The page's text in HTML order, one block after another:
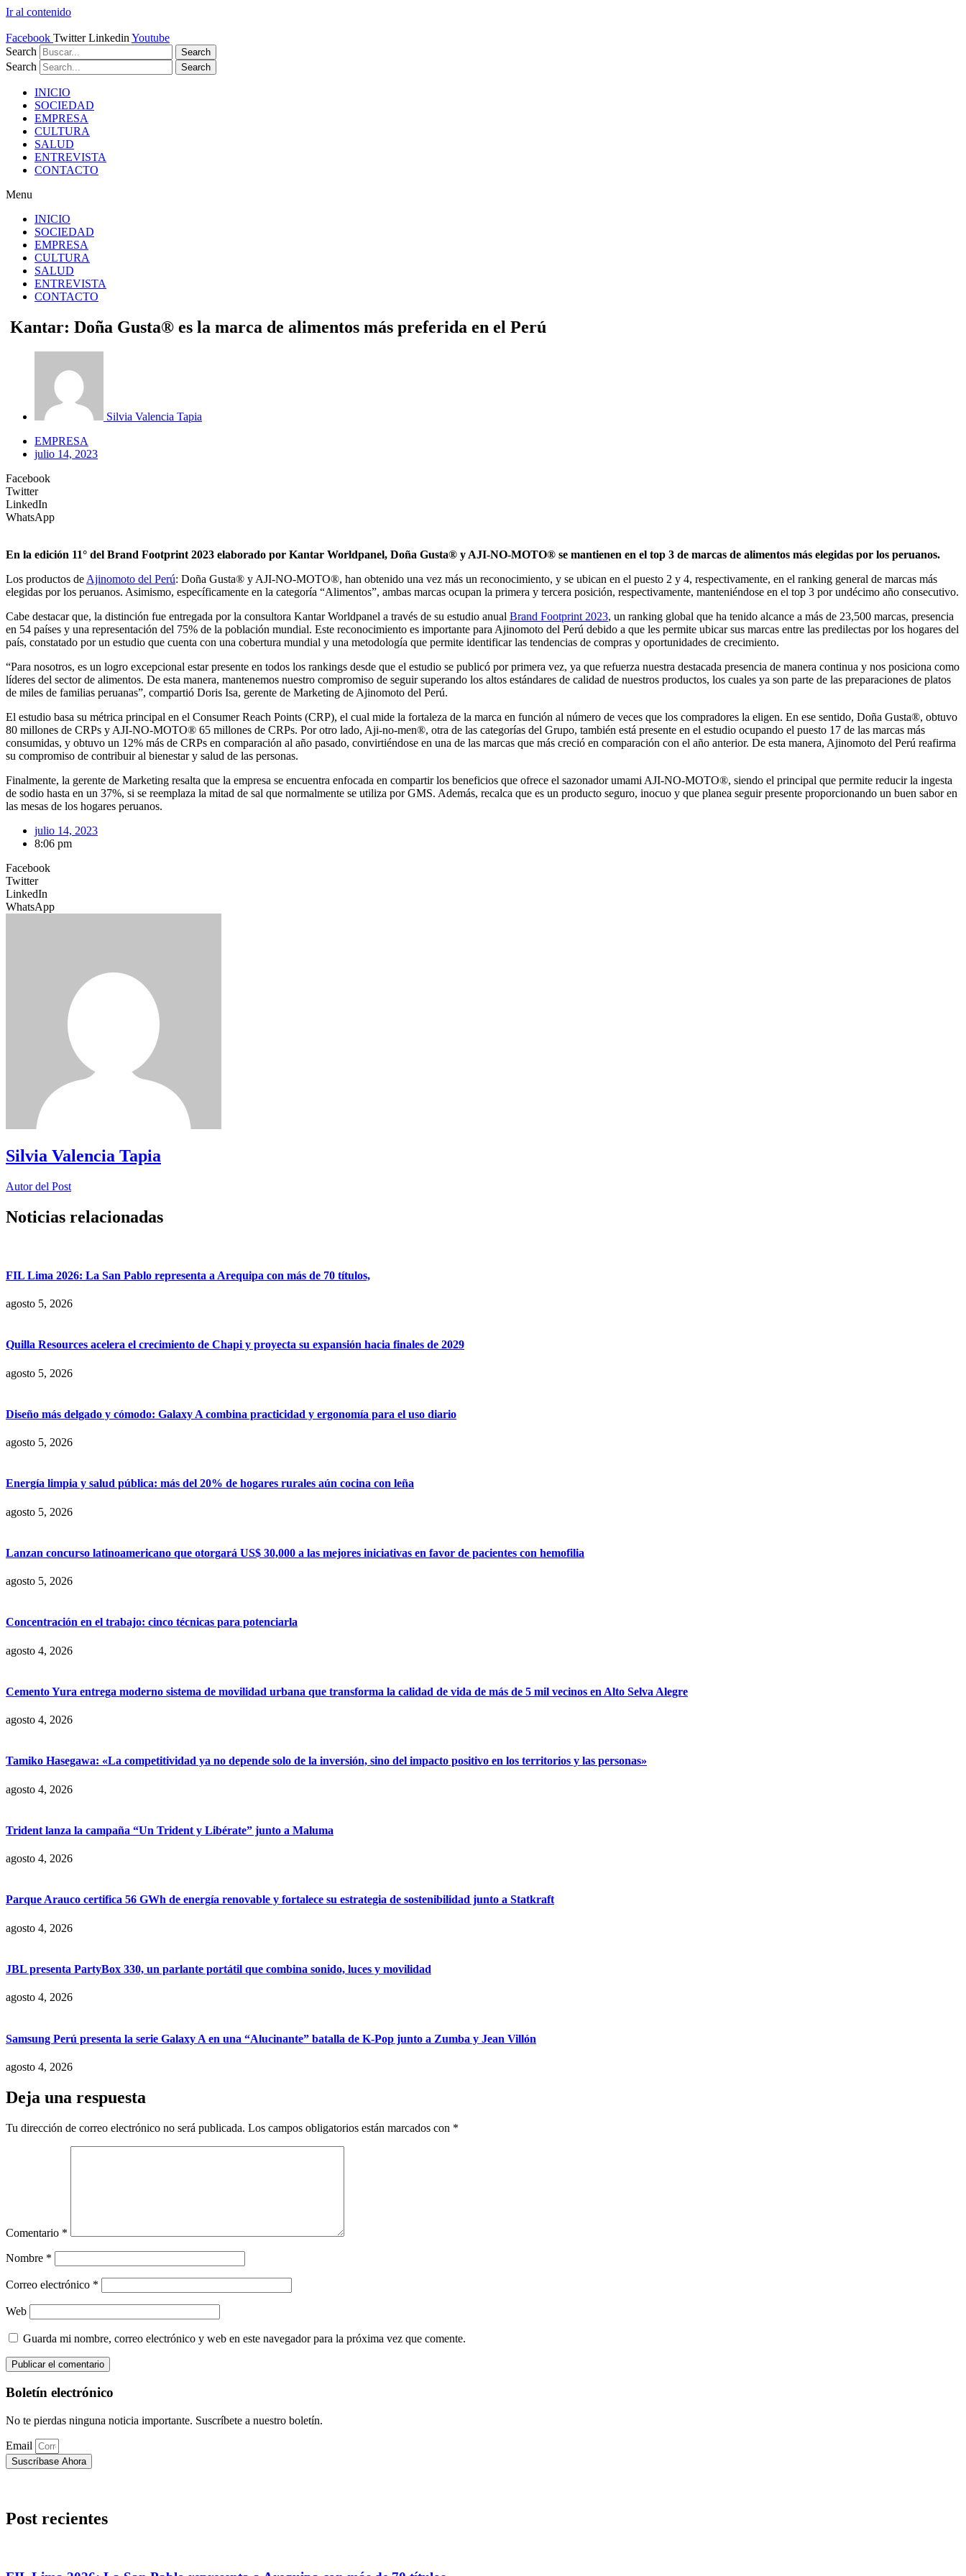
Ir al contenido
Facebook Twitter Linkedin Youtube
Search
Search
Search Search
INICIO
SOCIEDAD
EMPRESA
CULTURA
SALUD
ENTREVISTA
CONTACTO
Menu
INICIO
SOCIEDAD
EMPRESA
CULTURA
SALUD
ENTREVISTA
CONTACTO
Kantar: Doña Gusta® es la marca de alimentos más preferida en el Perú
Silvia Valencia Tapia
EMPRESA
julio 14, 2023
Facebook
Twitter
LinkedIn
WhatsApp
En la edición 11° del Brand Footprint 2023 elaborado por Kantar Worldpanel, Doña Gusta® y AJI-NO-MOTO® se mantienen en el top 3 de marcas de alimentos más elegidas por los peruanos.
Los productos de Ajinomoto del Perú: Doña Gusta® y AJI-NO-MOTO®, han obtenido una vez más un reconocimiento, y se ubican en el puesto 2 y 4, respectivamente, en el ranking general de marcas más
elegidas por los peruanos. Asimismo, específicamente en la categoría “Alimentos”, ambas marcas ocupan la primera y tercera posición, respectivamente, manteniéndose en el top 3 por undécimo año consecutivo.
Cabe destacar que, la distinción fue entregada por la consultora Kantar Worldpanel a través de su estudio anual Brand Footprint 2023, un ranking global que ha tenido alcance a más de 23,500 marcas, presencia
en 54 países y una representación del 75% de la población mundial. Este reconocimiento es importante para Ajinomoto del Perú debido a que les permite ubicar sus marcas entre las predilectas por los hogares del
país, constatado por un estudio que cuenta con una cobertura mundial y una metodología que permite identificar las tendencias de compras y oportunidades de crecimiento.
“Para nosotros, es un logro excepcional estar presente en todos los rankings desde que el estudio se publicó por primera vez, ya que refuerza nuestra destacada presencia de manera continua y nos posiciona como
líderes del sector de alimentos. De esta manera, mantenemos nuestro compromiso de seguir superando los altos estándares de calidad de nuestros productos, los cuales ya son parte de las preparaciones de platos
de miles de familias peruanas”, compartió Doris Isa, gerente de Marketing de Ajinomoto del Perú.
El estudio basa su métrica principal en el Consumer Reach Points (CRP), el cual mide la fortaleza de la marca en función al número de veces que los compradores la eligen. En ese sentido, Doña Gusta®, obtuvo
80 millones de CRPs y AJI-NO-MOTO® 65 millones de CRPs. Por otro lado, Aji-no-men®, otra de las categorías del Grupo, también está presente en el estudio ocupando el puesto 17 de las marcas más
consumidas, y obtuvo un 12% más de CRPs en comparación al año pasado, convirtiéndose en una de las marcas que más creció en comparación con el año anterior. De esta manera, Ajinomoto del Perú reafirma
su compromiso de contribuir al bienestar y salud de las personas.
Finalmente, la gerente de Marketing resalta que la empresa se encuentra enfocada en compartir los beneficios que ofrece el sazonador umami AJI-NO-MOTO®, siendo el principal que permite reducir la ingesta
de sodio hasta en un 37%, si se reemplaza la mitad de sal que normalmente se utiliza por GMS. Además, recalca que es un producto seguro, inocuo y que planea seguir presente proporcionando un buen sabor en
las mesas de los hogares peruanos.
julio 14, 2023
8:06 pm
Facebook
Twitter
LinkedIn
WhatsApp
Silvia Valencia Tapia
Autor del Post
Noticias relacionadas
FIL Lima 2026: La San Pablo representa a Arequipa con más de 70 títulos,
agosto 5, 2026
Quilla Resources acelera el crecimiento de Chapi y proyecta su expansión hacia finales de 2029
agosto 5, 2026
Diseño más delgado y cómodo: Galaxy A combina practicidad y ergonomía para el uso diario
agosto 5, 2026
Energía limpia y salud pública: más del 20% de hogares rurales aún cocina con leña
agosto 5, 2026
Lanzan concurso latinoamericano que otorgará US$ 30,000 a las mejores iniciativas en favor de pacientes con hemofilia
agosto 5, 2026
Concentración en el trabajo: cinco técnicas para potenciarla
agosto 4, 2026
Cemento Yura entrega moderno sistema de movilidad urbana que transforma la calidad de vida de más de 5 mil vecinos en Alto Selva Alegre
agosto 4, 2026
Tamiko Hasegawa: «La competitividad ya no depende solo de la inversión, sino del impacto positivo en los territorios y las personas»
agosto 4, 2026
Trident lanza la campaña “Un Trident y Libérate” junto a Maluma
agosto 4, 2026
Parque Arauco certifica 56 GWh de energía renovable y fortalece su estrategia de sostenibilidad junto a Statkraft
agosto 4, 2026
JBL presenta PartyBox 330, un parlante portátil que combina sonido, luces y movilidad
agosto 4, 2026
Samsung Perú presenta la serie Galaxy A en una “Alucinante” batalla de K-Pop junto a Zumba y Jean Villón
agosto 4, 2026
Deja una respuesta
Tu dirección de correo electrónico no será publicada. Los campos obligatorios están marcados con *
Comentario *
Nombre *
Correo electrónico *
Web
Guarda mi nombre, correo electrónico y web en este navegador para la próxima vez que comente.
Boletín electrónico
No te pierdas ninguna noticia importante. Suscríbete a nuestro boletín.
Email
Suscríbase Ahora
Post recientes